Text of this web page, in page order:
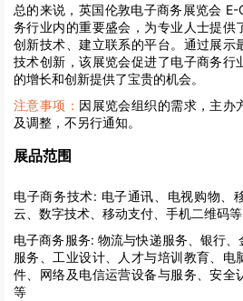
总的来说，英国伦敦电子商务展览会
务行业内的重要盛会，为专业人士提供
创新技术、建立联系的平台。通过展示
技术创新，该展览会促进了电子商务行
的增长和创新提供了宝贵的机会。
注意事项： 因展览会组织的需求，主办
及调整，不另行通知。
展品范围
电子商务技术: 电子通讯、电视购物、
云、数字技术、移动支付、手机二维码等
电子商务服务: 物流与快递服务、银行
服务、工业设计、人才与培训教育、电
件、网络及电信运营设备与服务、安全
等